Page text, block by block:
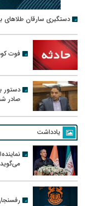
دستگیری سارقان طلاهای
فوت کودک ۷ ساله رفسنجانی
دستور
صادر
یادداشت
می‌گوید